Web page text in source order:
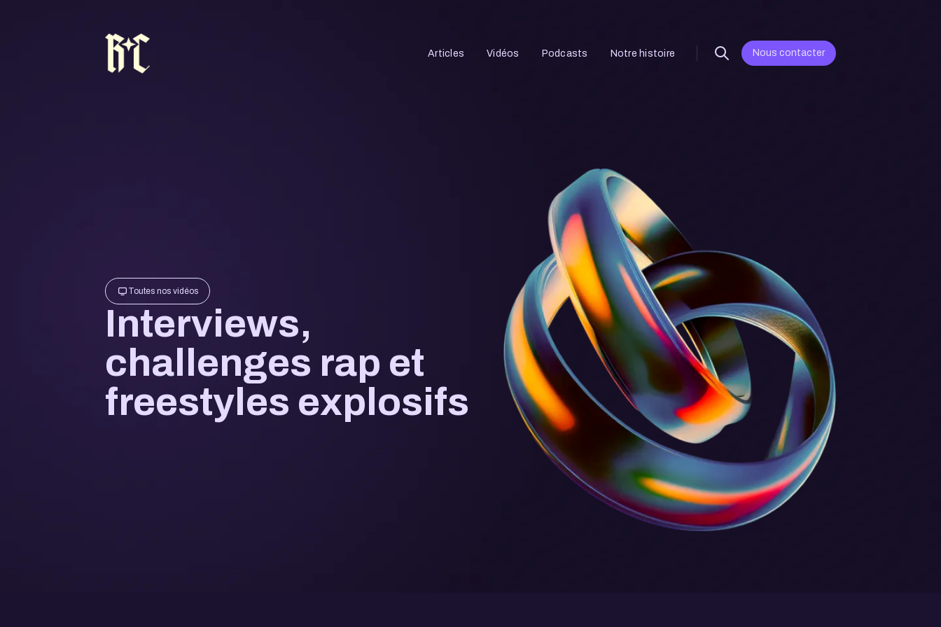
Articles Vidéos Podcasts Notre histoire Nous contacter
Toutes nos vidéos
Interviews,
challenges rap et
freestyles explosifs